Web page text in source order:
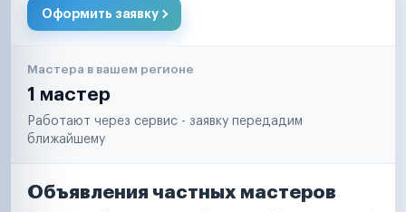
Оформить заявку
Мастера в вашем регионе
1 мастер
Работают через сервис - заявку передадим
ближайшему
Объявления частных мастеров